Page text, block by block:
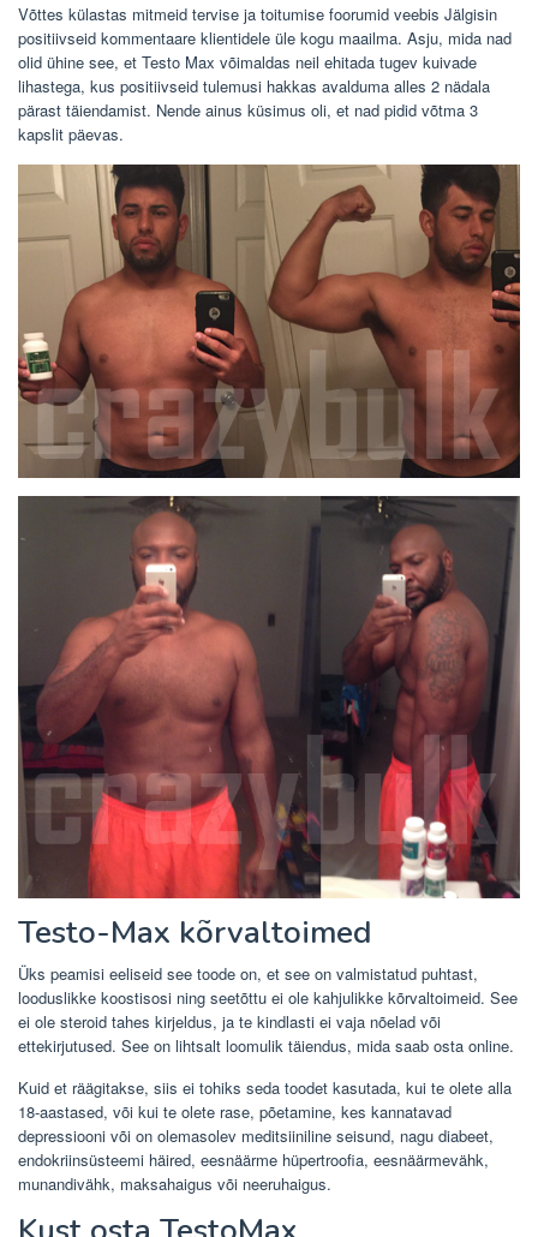
Võttes külastas mitmeid tervise ja toitumise foorumid veebis Jälgisin
positiivseid kommentaare klientidele üle kogu maailma. Asju, mida nad
olid ühine see, et Testo Max võimaldas neil ehitada tugev kuivade
lihastega, kus positiivseid tulemusi hakkas avalduma alles 2 nädala
pärast täiendamist. Nende ainus küsimus oli, et nad pidid võtma 3
kapslit päevas.
Testo-Max kõrvaltoimed
Üks peamisi eeliseid see toode on, et see on valmistatud puhtast,
looduslikke koostisosi ning seetõttu ei ole kahjulikke kõrvaltoimeid. See
ei ole steroid tahes kirjeldus, ja te kindlasti ei vaja nõelad või
ettekirjutused. See on lihtsalt loomulik täiendus, mida saab osta online.
Kuid et räägitakse, siis ei tohiks seda toodet kasutada, kui te olete alla
18-aastased, või kui te olete rase, põetamine, kes kannatavad
depressiooni või on olemasolev meditsiiniline seisund, nagu diabeet,
endokriinsüsteemi häired, eesnäärme hüpertroofia, eesnäärmevähk,
munandivähk, maksahaigus või neeruhaigus.